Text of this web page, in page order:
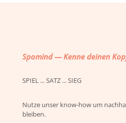
Spomind — Kenne deinen
SPIEL ... SATZ ... SIEG
Nutze unser know-how um
bleiben.